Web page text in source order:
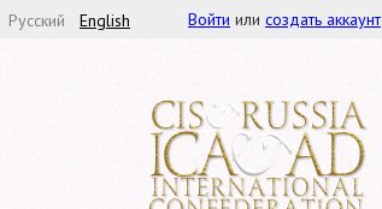
Войти или создать аккаунт
Русский English